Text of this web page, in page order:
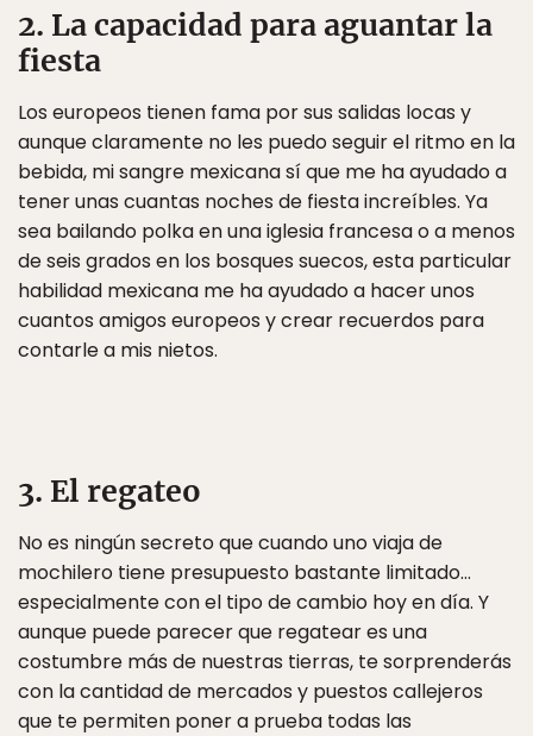
2. La capacidad para aguantar la
fiesta
Los europeos tienen fama por sus salidas locas y
aunque claramente no les puedo seguir el ritmo en la
bebida, mi sangre mexicana sí que me ha ayudado a
tener unas cuantas noches de fiesta increíbles. Ya
sea bailando polka en una iglesia francesa o a menos
de seis grados en los bosques suecos, esta particular
habilidad mexicana me ha ayudado a hacer unos
cuantos amigos europeos y crear recuerdos para
contarle a mis nietos.
3. El regateo
No es ningún secreto que cuando uno viaja de
mochilero tiene presupuesto bastante limitado…
especialmente con el tipo de cambio hoy en día. Y
aunque puede parecer que regatear es una
costumbre más de nuestras tierras, te sorprenderás
con la cantidad de mercados y puestos callejeros
que te permiten poner a prueba todas las